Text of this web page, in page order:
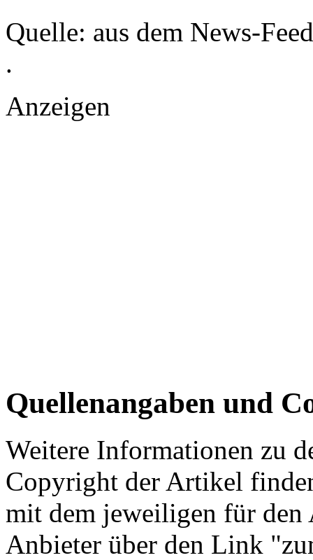
Quelle: aus dem News-
.
Anzeigen
Quellenangaben und
Weitere Informationen zu
Copyright der Artikel
mit dem jeweiligen für
Anbieter über den Link